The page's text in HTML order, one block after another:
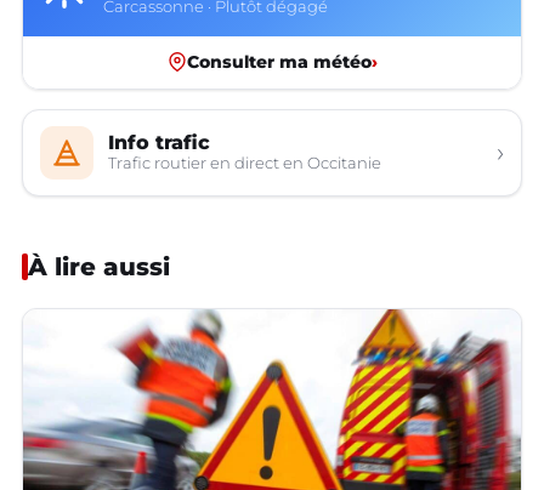
Carcassonne · Plutôt dégagé
Consulter ma météo›
Info trafic
Trafic routier en direct en Occitanie ›
À lire aussi